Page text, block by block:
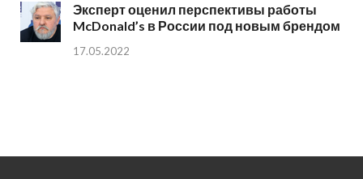
Эксперт оценил перспективы работы
McDonald’s в России под новым брендом
17.05.2022